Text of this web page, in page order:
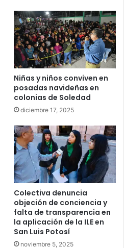
Niñas y niños conviven en
posadas navideñas en
colonias de Soledad
diciembre 17, 2025
Colectiva denuncia
objeción de conciencia y
falta de transparencia en
la aplicación de la ILE en
San Luis Potosí
noviembre 5, 2025